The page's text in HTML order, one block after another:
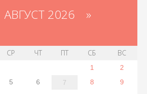
АВГУСТ 2026 »
СР ЧТ ПТ СБ ВС
1
2
5 6 7 8
9